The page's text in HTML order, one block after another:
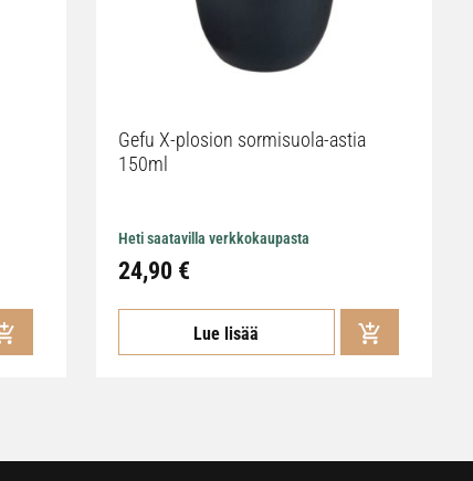
Gefu X-plosion sormisuola-astia
150ml
Heti saatavilla verkkokaupasta
24,90 €
Lue lisää